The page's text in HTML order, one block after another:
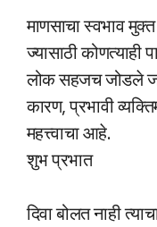
माणसाचा स्वभाव
ज्यासाठी कोणत्याही
लोक सहजच जोडले
कारण, प्रभावी
महत्त्वाचा आहे.
शुभ प्रभात
दिवा बोलत नाही